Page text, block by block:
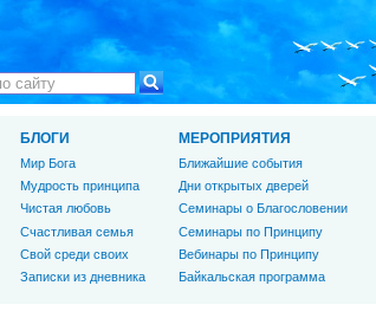
БЛОГИ
Мир Бога
Мудрость принципа
Чистая любовь
Счастливая семья
Свой среди своих
Записки из дневника
МЕРОПРИЯТИЯ
Ближайшие события
Дни открытых дверей
Семинары о Благословении
Семинары по Принципу
Вебинары по Принципу
Байкальская программа